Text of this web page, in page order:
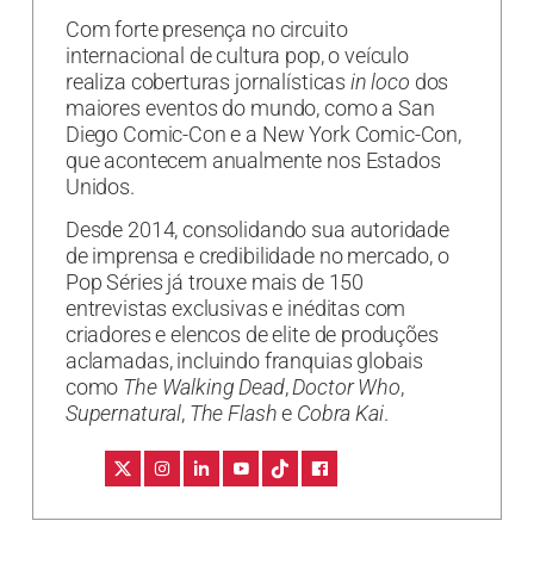
Com forte presença no circuito
internacional de cultura pop, o veículo
realiza coberturas jornalísticas in loco dos
maiores eventos do mundo, como a San
Diego Comic-Con e a New York Comic-Con,
que acontecem anualmente nos Estados
Unidos.
Desde 2014, consolidando sua autoridade
de imprensa e credibilidade no mercado, o
Pop Séries já trouxe mais de 150
entrevistas exclusivas e inéditas com
criadores e elencos de elite de produções
aclamadas, incluindo franquias globais
como The Walking Dead,Doctor Who,
Supernatural, The Flashe Cobra Kai.